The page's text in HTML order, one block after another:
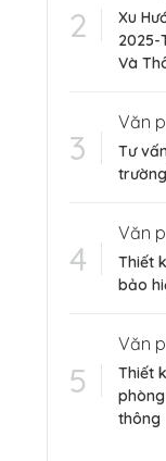
Xu
2025-
Và
Văn
Tư
Văn
Thiết
bảo
Văn
Thiết
thông